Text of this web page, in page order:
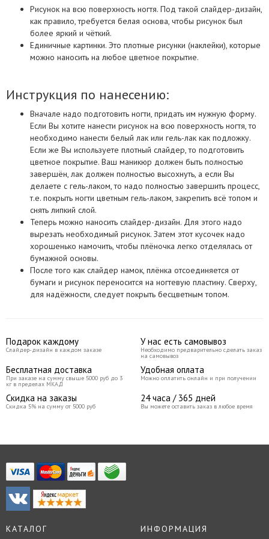
дизайнов
Рисунок на всю поверхность ногтя. Под такой слайдер-дизайн,
как правило, требуется белая основа, чтобы рисунок был
более яркий и чёткий.
Единичные картинки. Это плотные рисунки (наклейки), которые
можно наносить на любое цветное покрытие.
Инструкция по нанесению:
Вначале надо подготовить ногти, придать им нужную форму.
Если Вы хотите нанести рисунок на всю поверхность ногтя, то
необходимо нанести белый лак или гель-лак как подложку.
Если же Вы используете плотный слайдер, то подготовить
цветное покрытие. Ваш маникюр должен быть полностью
завершён, лак должен полностью высохнуть, а если Вы
делаете с гель-лаком, то надо полностью завершить процесс,
т.е. покрыть ногти цветным гель-лаком, закрепить всё топом и
снять липкий слой.
Теперь можно наносить слайдер-дизайн. Для этого надо
вырезать необходимый рисунок. Затем этот кусочек надо
хорошенько намочить, чтобы плёночка легко отделялась от
бумажной основы.
После того как слайдер намок, плёнка отсоединяется от
бумаги и рисунок переносится на ногтевую пластину. Сверху,
для надёжности, следует покрыть бесцветным топом.
Подарок каждому
Слайдер-дизайн в каждом заказе
У нас есть самовывоз
Необходимо предварительно сделать заказ
на самовывоз
Бесплатная доставка
При заказе на сумму свыше 5000 руб до 3
кг в пределах МКАД
Удобная оплата
Можно оплатить онлайн и при получении
Скидка на заказы
Скидка 5% на сумму от 5000 руб
24 часа / 365 дней
Вы можете оставить заказ в любое время
КАТАЛОГ ИНФОРМАЦИЯ